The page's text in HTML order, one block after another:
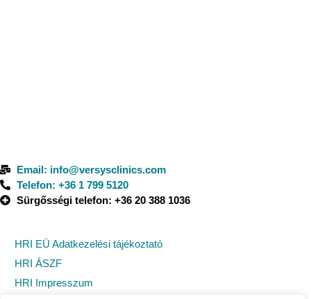
Email: info@versysclinics.com
Telefon: +36 1 799 5120
Sürgősségi telefon: +36 20 388 1036
HRI EÜ Adatkezelési tájékoztató
HRI ÁSZF
HRI Impresszum